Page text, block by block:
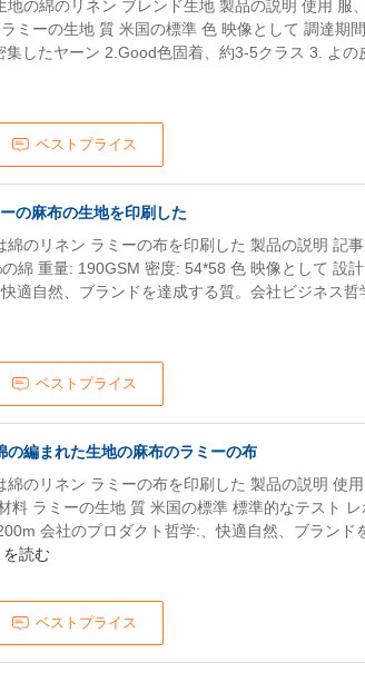
ベストプライス
の綿のリネン ブレンド生地 製品の説明 使用 服、
ミーの生地 質 米国の標準 色 映像として 調達期
したヤーン 2.Good色固着、約3-5クラス 3. よの
の麻布の生地を印刷した
ベストプライス
綿のリネン ラミーの布を印刷した 製品の説明 記
綿 重量: 190GSM 密度: 54*58 色 映像として 設計
適自然、ブランドを達成する質。会社ビジネス哲
の編まれた生地の麻布のラミーの布
ベストプライス
綿のリネン ラミーの布を印刷した 製品の説明 使
料 ラミーの生地 質 米国の標準 標準的なテスト レ
会社のプロダクト哲学:、快適自然、ブランド
を読む